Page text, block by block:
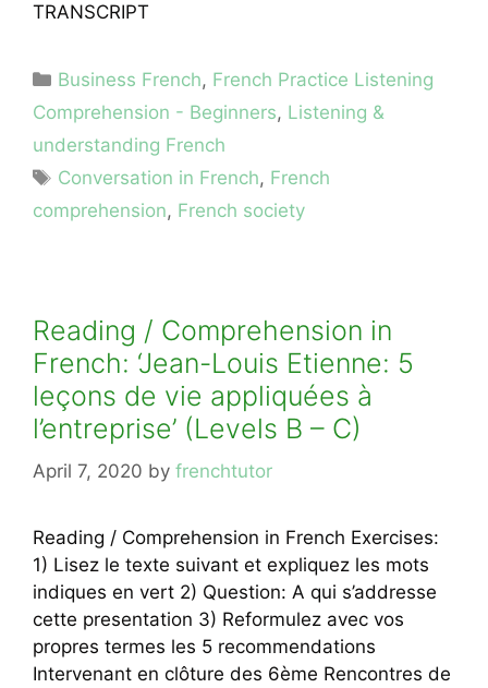
TRANSCRIPT
Categories
Business French, French Practice Listening
Comprehension - Beginners, Listening &
understanding French
Tags
Conversation in French, French
comprehension, French society
Reading / Comprehension in
French: ‘Jean-Louis Etienne: 5
leçons de vie appliquées à
l’entreprise’ (Levels B – C)
April 7, 2020 by frenchtutor
Reading / Comprehension in French Exercises:
1) Lisez le texte suivant et expliquez les mots
indiques en vert 2) Question: A qui s’addresse
cette presentation 3) Reformulez avec vos
propres termes les 5 recommendations
Intervenant en clôture des 6ème Rencontres de